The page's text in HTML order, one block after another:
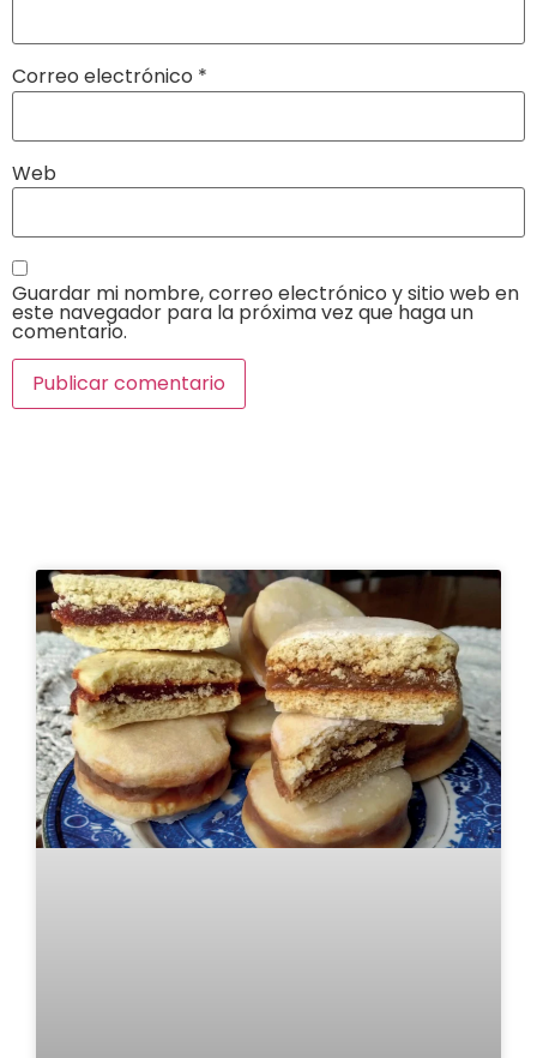
Correo electrónico *
Web
Guardar mi nombre, correo electrónico y sitio web en
este navegador para la próxima vez que haga un
comentario.